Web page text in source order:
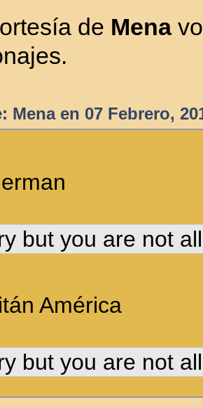
de Mena
Mena en 07 Febrero,
but you are not
América
but you are not